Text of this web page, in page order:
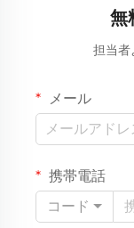
無
担当者
メール
携帯電話
コード